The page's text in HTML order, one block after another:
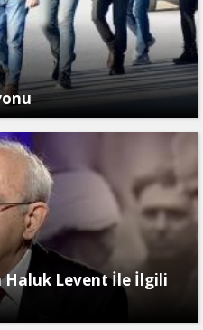
Haluk Levent İle İlgili